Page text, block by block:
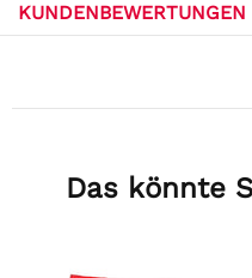
KUNDENBEWERTUNGEN
Das könnte